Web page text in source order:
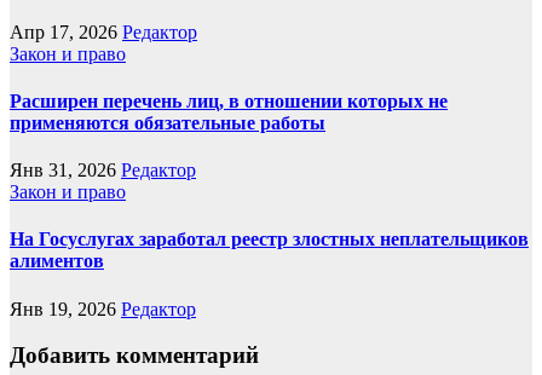
Апр 17, 2026 Редактор
Закон и право
Расширен перечень лиц, в отношении которых не
применяются обязательные работы
Янв 31, 2026 Редактор
Закон и право
На Госуслугах заработал реестр злостных неплательщиков
алиментов
Янв 19, 2026 Редактор
Добавить комментарий